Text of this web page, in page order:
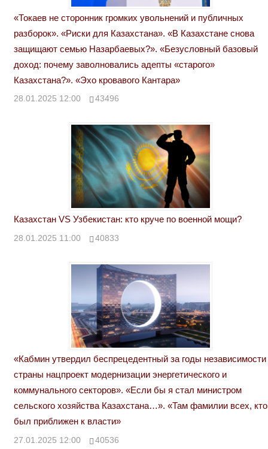
«Токаев не сторонник громких увольнений и публичных
разборок». «Риски для Казахстана». «В Казахстане снова
защищают семью Назарбаевых?». «Безусловный базовый
доход: почему заволновались адепты «старого»
Казахстана?». «Эхо кровавого Кантара»
28.01.2025 12:00 43496
Казахстан VS Узбекистан: кто круче по военной мощи?
28.01.2025 11:00 40833
«Кабмин утвердил беспрецедентный за годы независимости
страны нацпроект модернизации энергетического и
коммунального секторов». «Если бы я стал министром
сельского хозяйства Казахстана…». «Там фамилии всех, кто
был приближен к власти»
27.01.2025 12:00 40536